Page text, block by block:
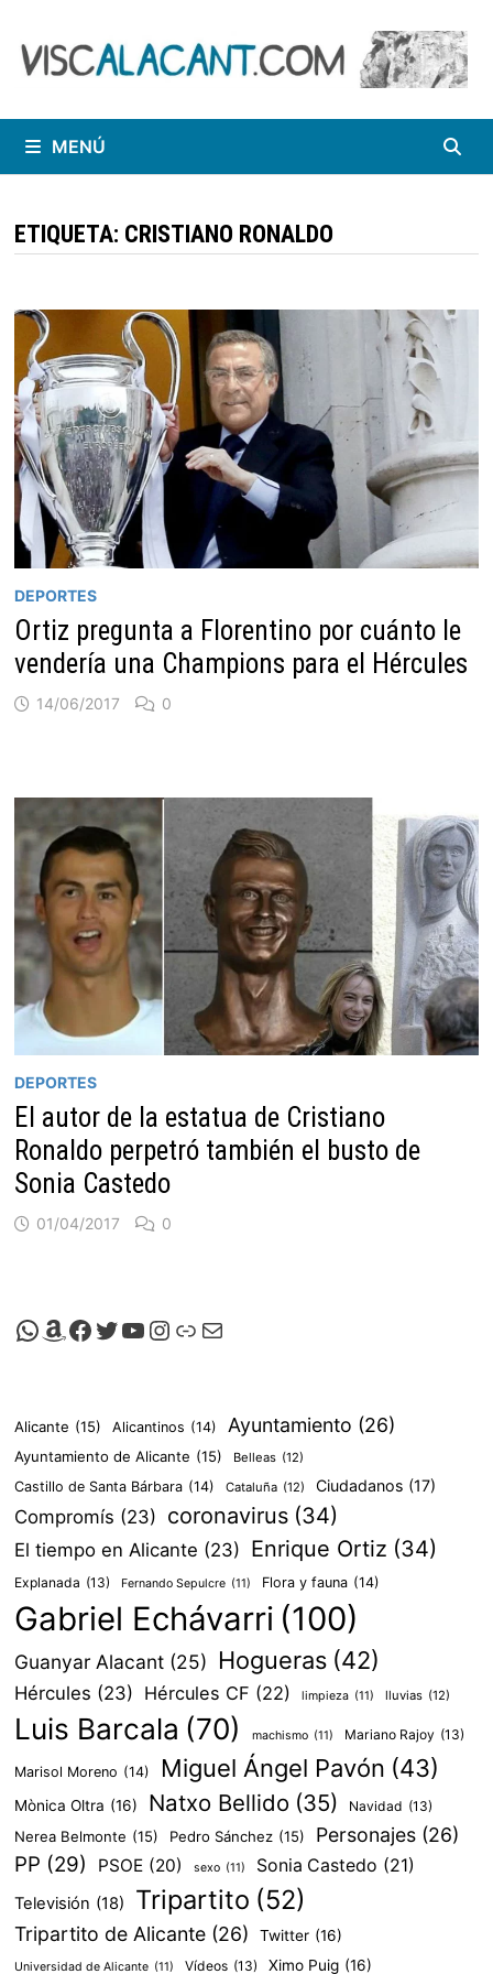
contenido
MENÚ
ETIQUETA: CRISTIANO RONALDO
DEPORTES
Ortiz pregunta a Florentino por cuánto le
vendería una Champions para el Hércules
14/06/2017 0
DEPORTES
El autor de la estatua de Cristiano
Ronaldo perpetró también el busto de
Sonia Castedo
01/04/2017 0
Canal de Whatsapp de Viscalacant
Comprar en Amazon
Facebook de Viscalacant
Twitter de Viscalacant
Canal de Youtube de Viscalacant
Instagram de Viscalacant
Viscalacant en Polkaverse
Correo electrónico
Alicante (15) Alicantinos (14) Ayuntamiento (26)
Ayuntamiento de Alicante (15) Belleas (12)
Castillo de Santa Bárbara (14) Cataluña (12) Ciudadanos (17)
Compromís (23) coronavirus (34)
El tiempo en Alicante (23) Enrique Ortiz (34)
Explanada (13) Fernando Sepulcre (11) Flora y fauna (14)
Gabriel Echávarri (100)
Guanyar Alacant (25) Hogueras (42)
Hércules (23) Hércules CF (22) limpieza (11) lluvias (12)
Luis Barcala (70) machismo (11) Mariano Rajoy (13)
Marisol Moreno (14) Miguel Ángel Pavón (43)
Mònica Oltra (16) Natxo Bellido (35) Navidad (13)
Nerea Belmonte (15) Pedro Sánchez (15) Personajes (26)
PP (29) PSOE (20) sexo (11) Sonia Castedo (21)
Televisión (18) Tripartito (52)
Tripartito de Alicante (26) Twitter (16)
Universidad de Alicante (11) Vídeos (13) Ximo Puig (16)